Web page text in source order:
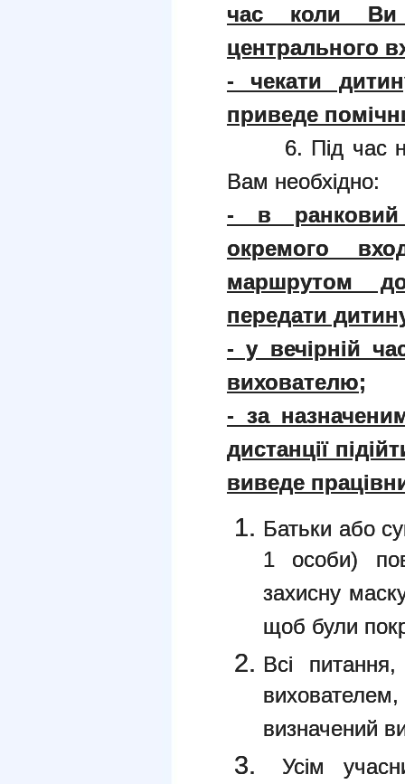
час коли Ви
центрального
- чекати
приведе
6. Під час
Вам необхідно:
- в
окремого
маршрутом
передати
- у вечірній
вихователю;
- за
дистанції
виведе
Батьки або
1 особи)
захисну
щоб були
Всі
визначений
Усім